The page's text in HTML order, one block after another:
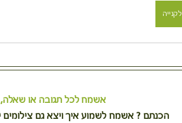
לקנייה
אשמח לכל תגובה או שאלה,
הכנתם ? אשמח לשמוע איך ויצא גם צילומים